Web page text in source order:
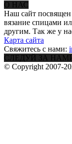
О НАС
Наш сайт посвящен
вязание спицами
другим. Так же у
Карта сайта
Свяжитесь с нами:
СЛЕДУЙ ЗА
© Copyright 2007-